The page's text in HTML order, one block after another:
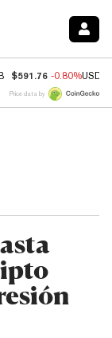
$591.76 -0.80%USDC
Price data by